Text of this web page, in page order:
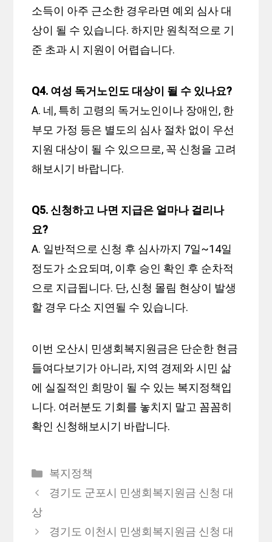
소득이 아주 근소한 경우라면 예외 심사 대
상이 될 수 있습니다. 하지만 원칙적으로 기
준 초과 시 지원이 어렵습니다.
Q4. 여성 독거노인도 대상이 될 수 있나요?
A. 네, 특히 고령의 독거노인이나 장애인, 한
부모 가정 등은 별도의 심사 절차 없이 우선
지원 대상이 될 수 있으므로, 꼭 신청을 고려
해보시기 바랍니다.
Q5. 신청하고 나면 지급은 얼마나 걸리나
요?
A. 일반적으로 신청 후 심사까지 7일~14일
정도가 소요되며, 이후 승인 확인 후 순차적
으로 지급됩니다. 단, 신청 몰림 현상이 발생
할 경우 다소 지연될 수 있습니다.
이번 오산시 민생회복지원금은 단순한 현금
들여다보기가 아니라, 지역 경제와 시민 삶
에 실질적인 희망이 될 수 있는 복지정책입
니다. 여러분도 기회를 놓치지 말고 꼼꼼히
확인 신청해보시기 바랍니다.
카
테
복지정책
경기도 군포시 민생회복지원금 신청 대
상
경기도 이천시 민생회복지원금 신청 대